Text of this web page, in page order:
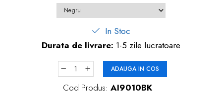
In Stoc
Durata de livrare: 1-5 zile lucratoare
ADAUGA IN COS
Cod Produs: AI9010BK